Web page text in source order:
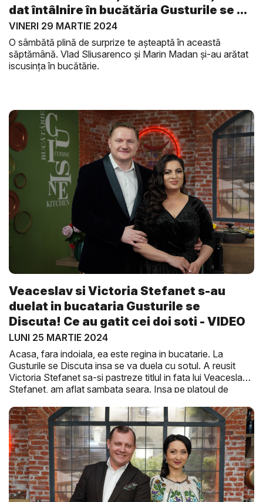
dat întâlnire în bucătăria Gusturile se ...
VINERI 29 MARTIE 2024
O sâmbătă plină de surprize te așteaptă în această
săptămână. Vlad Sliusarenco și Marin Madan și-au arătat
iscusința în bucătărie.
Veaceslav si Victoria Stefanet s-au
duelat in bucataria Gusturile se
Discuta! Ce au gatit cei doi soti - VIDEO
LUNI 25 MARTIE 2024
Acasa, fara indoiala, ea este regina in bucatarie. La
Gusturile se Discuta insa se va duela cu sotul. A reusit
Victoria Stefanet sa-si pastreze titlul in fata lui Veaceslav
Stefanet, am aflat sambata seara. Insa pe platoul de
Seara Perfecta.